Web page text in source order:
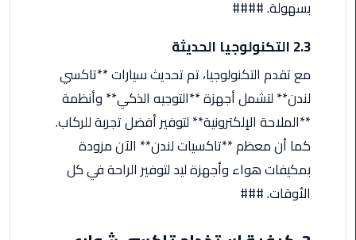
ليموزين
مطار
العلمين
الجديدة
ليموزين
الاسكندريه
السويس
بسهولة. ####
2.3 التكنولوجيا الحديثة
مع تقدم التكنولوجيا، تم تحديث سيارات **تاكسي
لندن** لتشمل أجهزة **التوجيه الذكي** وأنظمة
**الملاحة الإلكترونية** لتوفير أفضل تجربة للركاب.
كما أن معظم **تاكسيات لندن** الآن مزودة
بمكيفات هواء وأجهزة ليد لتوفير الراحة في كل
الأوقات. ###